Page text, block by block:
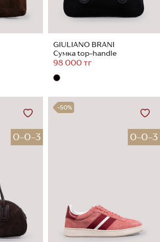
GIULIANO BRANI
Сумка top-handle
98 000 тг
0-0-3
-50%
0-0-3